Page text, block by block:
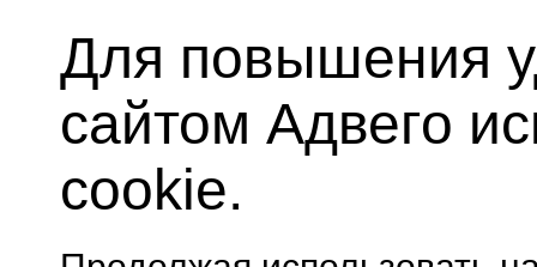
Для повышения
сайтом Адвего
cookie.